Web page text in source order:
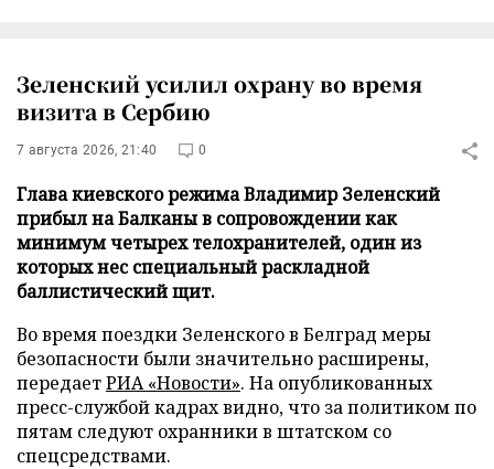
Зеленский усилил охрану во время
визита в Сербию
7 августа 2026, 21:40 0
Глава киевского режима Владимир Зеленский
прибыл на Балканы в сопровождении как
минимум четырех телохранителей, один из
которых нес специальный раскладной
баллистический щит.
Во время поездки Зеленского в Белград меры
безопасности были значительно расширены,
передаетРИА «Новости». На опубликованных
пресс-службой кадрах видно, что за политиком по
пятам следуют охранники в штатском со
спецсредствами.